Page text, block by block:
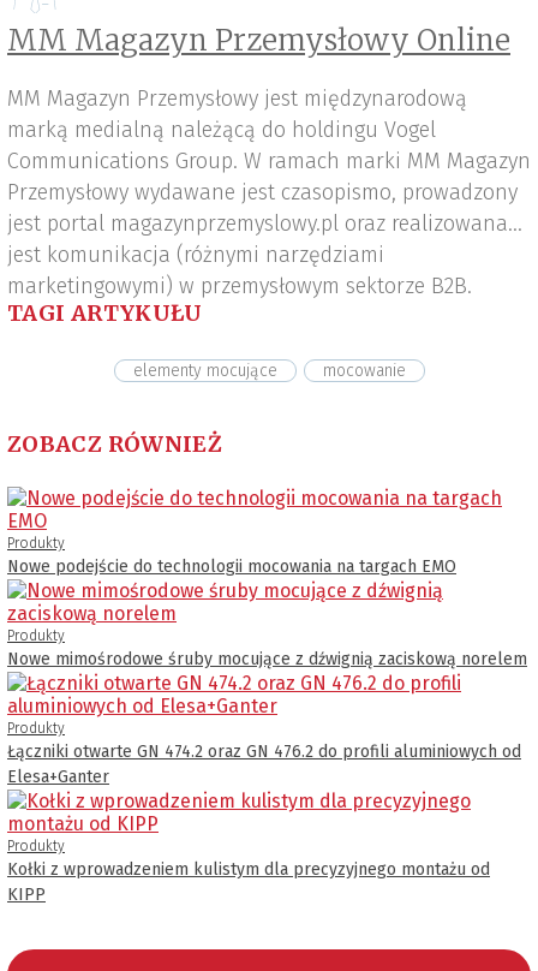
MM Magazyn Przemysłowy Online
MM Magazyn Przemysłowy jest międzynarodową
marką medialną należącą do holdingu Vogel
Communications Group. W ramach marki MM Magazyn
Przemysłowy wydawane jest czasopismo, prowadzony
jest portal magazynprzemyslowy.pl oraz realizowana
jest komunikacja (różnymi narzędziami
marketingowymi) w przemysłowym sektorze B2B.
TAGI ARTYKUŁU
elementy mocujące mocowanie
ZOBACZ RÓWNIEŻ
Produkty
Nowe podejście do technologii mocowania na targach EMO
Produkty
Nowe mimośrodowe śruby mocujące z dźwignią zaciskową norelem
Produkty
Łączniki otwarte GN 474.2 oraz GN 476.2 do profili aluminiowych od
Elesa+Ganter
Produkty
Kołki z wprowadzeniem kulistym dla precyzyjnego montażu od
KIPP